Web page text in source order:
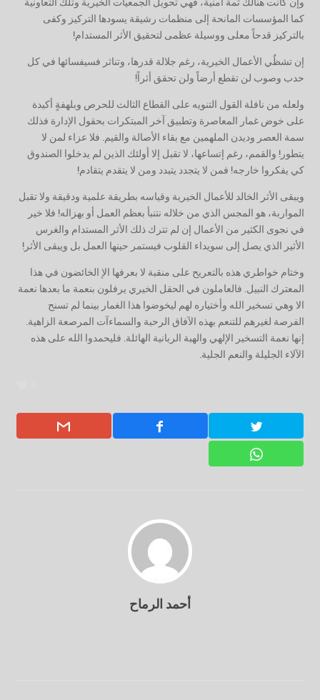
‏وإن كانت هنالك ثمة أمنية، فهي تحويل الجمعيات الخيرية وتلك التعاونية
كما المؤسسات المانحة إلى منظمات رشيقة يسودها التركيز وكفى
بالتركيز قدحاً معلى ووسيلة عظمى لتحقيق الأثر المستدام!
إن تشظٌي الأعمال الخيرية، رغم جلالة قدرها، وتناثر فسيفسائها في كل
حدب وصوب لن تقطع أرضاً ولن تحقق أثراً!
‏ولعله من نافلة القول التنويه على القطاع الثالث للحرص وبلهفةٍ أكيدة
على خوض غمار المعاصرة وتطبيق آخر المبتكرات بحقول الإدارة فذلك
سمة العصر وديدن الملهمين مع بقاء الأصالة والقيم. فلا عزاء لمن لا
يتطور! والقمم، رغم إتساعها، لا تقبل إلا أولئك الذين لم يدخلوا الصندوق
كي يفكروا خارجه! فمن لا يتجدد يتبدد ومن لا يتقدم يتقادم!
‏ويبقى الأثر الخالد للأعمال الخيرية وقياسه بطريقة علمية ودقيقة ولا تقبل
المواربة، هو المجس الذي من خلاله نتنبأ بعظم العمل أو بهزاله! فلا خير
في نجوى الكثير من الأعمال إن لم تترك ذلك الأثر المستدام والغرس
الأثير الذي يصل إلى سويداء القلوب فيستمر حينها العمل بل ويبقى الأثر!
‏وختام خواطري هذه بالتعريح على منقبة لا بعرفها الإ الخائضون في هذا
المعترك النبيل. فالعاملون في الحقل الخيري يرفلون بنعمة ما بعدها نعمة
الا وهي تسخير الله وأختياره لهم ليخوضوا هذا الغمار بينما لم تسنح
الفرصة لغيرهم للتنعم بهذه الآفاق الرحبة والسماءآت المرصعة الزاهية.
إنها نعمة التسخير الإلهي والهبة الربانية الهائلة. فليحمدوا الله على هذه
الآلاء الجليلة والنعم الجلية.
أحمد الرماح